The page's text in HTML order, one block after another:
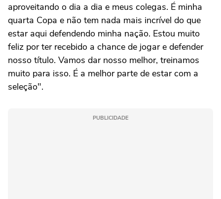
aproveitando o dia a dia e meus colegas. É minha
quarta Copa e não tem nada mais incrível do que
estar aqui defendendo minha nação. Estou muito
feliz por ter recebido a chance de jogar e defender
nosso título. Vamos dar nosso melhor, treinamos
muito para isso. É a melhor parte de estar com a
seleção".
PUBLICIDADE